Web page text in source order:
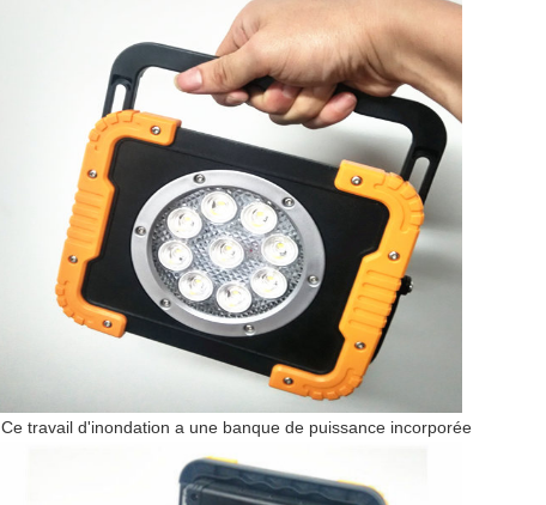
Ce travail d'inondation a une banque de puissance incorporée